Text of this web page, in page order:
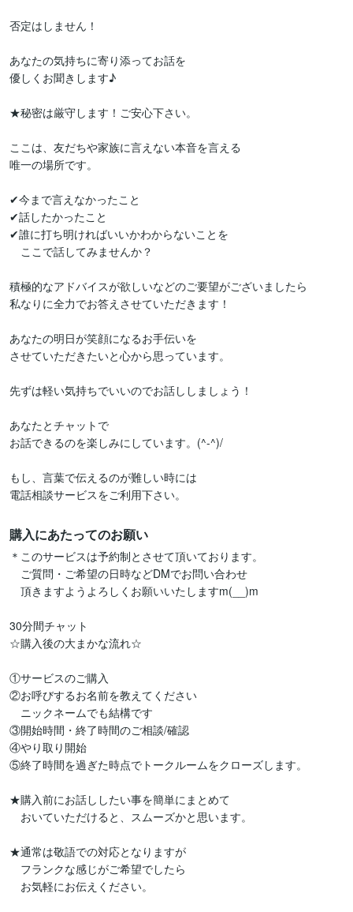
否定はしません！
あなたの気持ちに寄り添ってお話を
優しくお聞きします♪
★秘密は厳守します！ご安心下さい。
ここは、友だちや家族に言えない本音を言える
唯一の場所です。
✔︎今まで言えなかったこと
✔︎話したかったこと
✔︎誰に打ち明ければいいかわからないことを
ここで話してみませんか？
積極的なアドバイスが欲しいなどのご要望がございましたら
私なりに全力でお答えさせていただきます！
あなたの明日が笑顔になるお手伝いを
させていただきたいと心から思っています。
先ずは軽い気持ちでいいのでお話ししましょう！
あなたとチャットで
お話できるのを楽しみにしています。(^-^)/
もし、言葉で伝えるのが難しい時には
電話相談サービスをご利用下さい。
購入にあたってのお願い
＊このサービスは予約制とさせて頂いております。
ご質問・ご希望の日時などDMでお問い合わせ
頂きますようよろしくお願いいたしますm(__)m
30分間チャット
☆購入後の大まかな流れ☆
①サービスのご購入
②お呼びするお名前を教えてください
ニックネームでも結構です
③開始時間・終了時間のご相談/確認
④やり取り開始
⑤終了時間を過ぎた時点でトークルームをクローズします。
★購入前にお話ししたい事を簡単にまとめて
おいていただけると、スムーズかと思います。
★通常は敬語での対応となりますが
フランクな感じがご希望でしたら
お気軽にお伝えください。